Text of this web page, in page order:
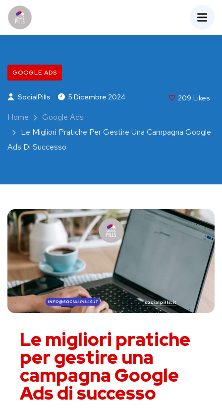
GOOGLE ADS
SocialPills 5 Dicembre 2024 209 Likes
Home
Google Ads
Le Migliori Pratiche Per Gestire Una Campagna Google
Ads Di Successo
Le migliori pratiche
per gestire una
campagna Google
Ads di successo